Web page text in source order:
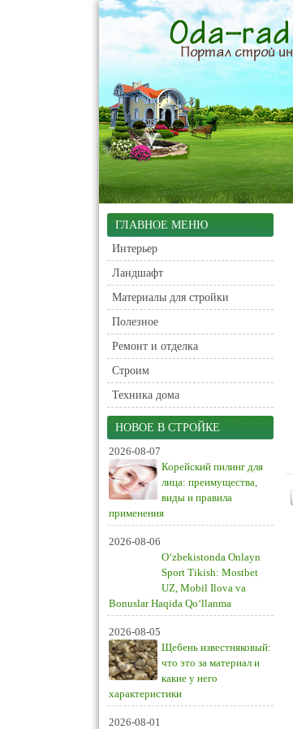
ГЛАВНОЕ МЕНЮ
Интерьер
Ландшафт
Материалы для стройки
Полезное
Ремонт и отделка
Строим
Техника дома
НОВОЕ В СТРОЙКЕ
2026-08-07
Корейский пилинг для
лица: преимущества,
виды и правила
применения
2026-08-06
O‘zbekistonda Onlayn
Sport Tikish: Mostbet
UZ, Mobil Ilova va
Bonuslar Haqida Qo‘llanma
2026-08-05
Щебень известняковый:
что это за материал и
какие у него
характеристики
2026-08-01